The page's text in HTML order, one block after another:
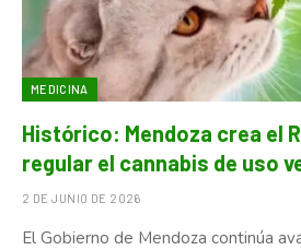
MEDICINA
Histórico: Mendoza crea el
regular el cannabis de uso
2 DE JUNIO DE 2026
El Gobierno de Mendoza continúa